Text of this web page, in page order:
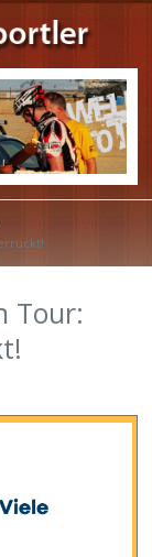
Tour: